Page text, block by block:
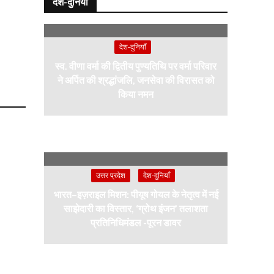
देश-दुनियाँ
स्व. वीणा वर्मा की द्वितीय पुण्यतिथि पर वर्मा परिवार
ने अर्पित की श्रद्धांजलि, जनसेवा की विरासत को
किया नमन
उत्तर प्रदेश देश-दुनियाँ
भारत–इज़राइल मिशन: पीयूष गोयल के नेतृत्व में नई
साझेदारी का विस्तार, ‘ग्रोथ इंजन’ तलाशता
प्रतिनिधिमंडल -पूरन डावर